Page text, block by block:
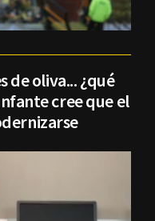
de oliva... ¿qué
cree que el